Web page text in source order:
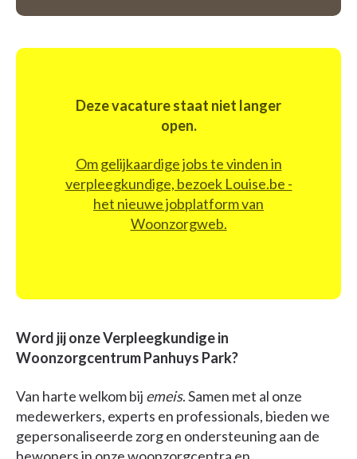
Deze vacature staat niet langer
open.
Om gelijkaardige jobs te vinden in
verpleegkundige, bezoek Louise.be -
het nieuwe jobplatform van
Woonzorgweb.
Word jij onze Verpleegkundige in
Woonzorgcentrum Panhuys Park?
Van harte welkom bij emeis. Samen met al onze
medewerkers, experts en professionals, bieden we
gepersonaliseerde zorg en ondersteuning aan de